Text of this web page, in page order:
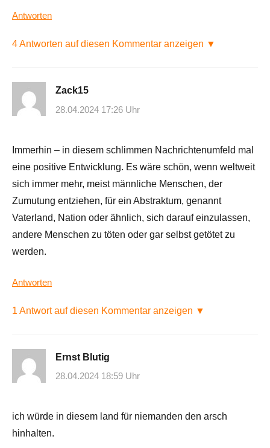
Antworten
4 Antworten auf diesen Kommentar anzeigen ▼
Zack15
28.04.2024 17:26 Uhr
Immerhin – in diesem schlimmen Nachrichtenumfeld mal
eine positive Entwicklung. Es wäre schön, wenn weltweit
sich immer mehr, meist männliche Menschen, der
Zumutung entziehen, für ein Abstraktum, genannt
Vaterland, Nation oder ähnlich, sich darauf einzulassen,
andere Menschen zu töten oder gar selbst getötet zu
werden.
Antworten
1 Antwort auf diesen Kommentar anzeigen ▼
Ernst Blutig
28.04.2024 18:59 Uhr
ich würde in diesem land für niemanden den arsch
hinhalten.